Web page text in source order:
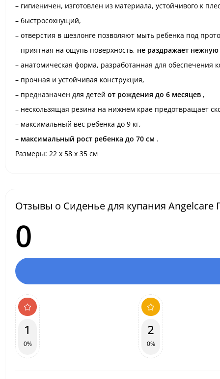
– гигиеничен, изготовлен из материала, устойчивого к
– быстросохнущий,
– отверстия в шезлонге позволяют мыть ребенка под
– приятная на ощупь поверхность, не раздражает
– анатомическая форма, разработанная для обеспечения
– прочная и устойчивая конструкция,
– предназначен для детей от рождения до 6 месяцев ,
– нескользящая резина на нижнем крае предотвращает
– максимальный вес ребенка до 9 кг,
– максимальный рост ребенка до 70 см .
Размеры: 22 x 58 x 35 см
Отзывы о Сиденье для купания Angelcare
0
1
0%
2
0%